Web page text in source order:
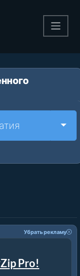
Убрать рекламу
Pro!